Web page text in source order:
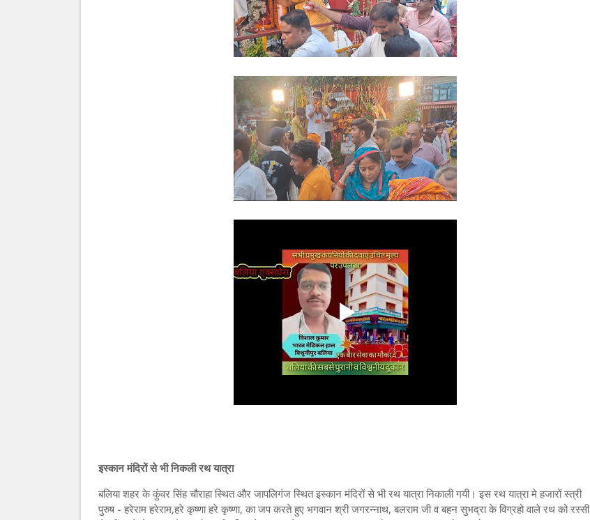
इस्कान मंदिरों से भी निकली रथ यात्रा
बलिया शहर के कुंवर सिंह चौराहा स्थित और जापलिगंज स्थित इस्कान मंदिरों से भी रथ यात्रा निकाली गयी। इस रथ यात्रा मे हजारों स्त्री
पुरुष - हरेराम हरेराम,हरे कृष्णा हरे कृष्णा, का जप करते हुए भगवान श्री जगरन्नाथ, बलराम जी व बहन सुभद्रा के विग्रहो वाले रथ को रस्सी